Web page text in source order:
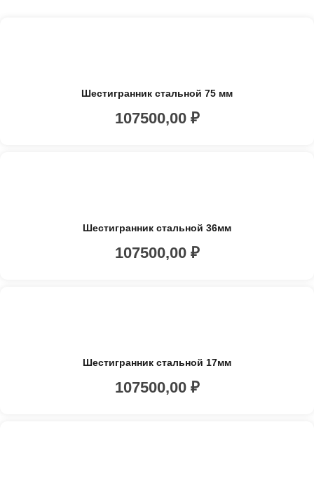
Шестигранник стальной 75 мм
107500,00 ₽
Шестигранник стальной 36мм
107500,00 ₽
Шестигранник стальной 17мм
107500,00 ₽